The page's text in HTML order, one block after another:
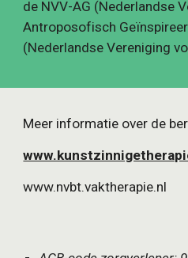
de NVV-AG (Nederlandse
Antroposofisch
(Nederlandse Vereniging
Meer informatie over de
www.nvbt.vaktherapie.nl